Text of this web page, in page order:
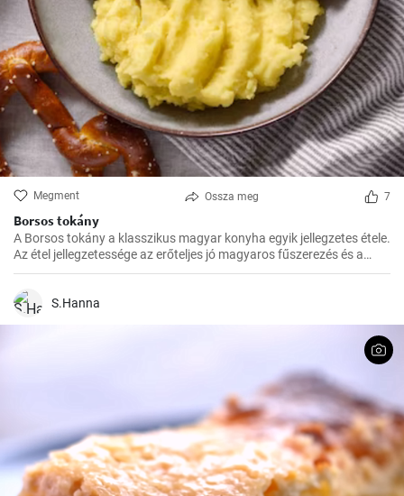
Megment Ossza meg 7
Borsos tokány
A Borsos tokány a klasszikus magyar konyha egyik jellegzetes étele.
Az étel jellegzetessége az erőteljes jó magyaros fűszerezés és a
hosszú, lassú főzés, melynek köszönhetően az ízek mindig
belőle.
S.Hanna